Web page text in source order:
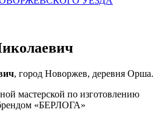
, город Новоржев, деревня Орша.
мастерской по изготовлению
«БЕРЛОГА»